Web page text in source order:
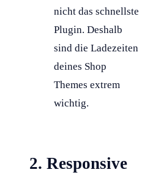
nicht das schnellste
Plugin. Deshalb
sind die Ladezeiten
deines Shop
Themes extrem
wichtig.
2. Responsive